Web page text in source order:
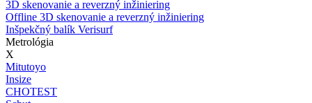
3D skenovanie a reverzný inžiniering
Offline 3D skenovanie a reverzný inžiniering
Inšpekčný balík Verisurf
Metrológia
X
Mitutoyo
Insize
CHOTEST